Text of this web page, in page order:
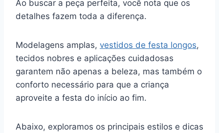
Ao buscar a peça perfeita, você nota que os
detalhes fazem toda a diferença.
Modelagens amplas, vestidos de festa longos,
tecidos nobres e aplicações cuidadosas
garantem não apenas a beleza, mas também o
conforto necessário para que a criança
aproveite a festa do início ao fim.
Abaixo, exploramos os principais estilos e dicas